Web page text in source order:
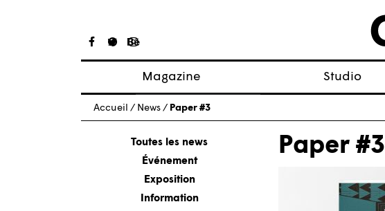
Magazine
Articles
À propos
Numéros
Studio
Accueil / News / Paper #3
Toutes les news
Événement
Exposition
Information
Paper #3